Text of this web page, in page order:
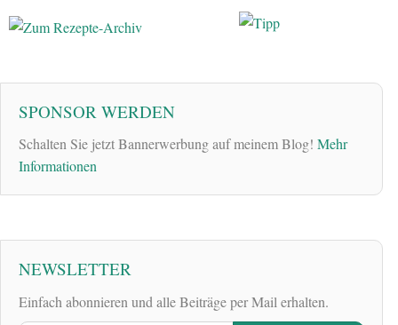
SPONSOR WERDEN
Schalten Sie jetzt Bannerwerbung auf meinem Blog! Mehr
Informationen
NEWSLETTER
Einfach abonnieren und alle Beiträge per Mail erhalten.